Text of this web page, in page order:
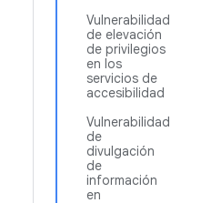
Vulnerabilidad
de elevación
de privilegios
en los
servicios de
accesibilidad
Vulnerabilidad
de
divulgación
de
información
en